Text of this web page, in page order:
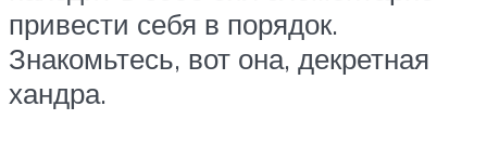
привести себя в порядок.
Знакомьтесь, вот она, декретная
хандра.